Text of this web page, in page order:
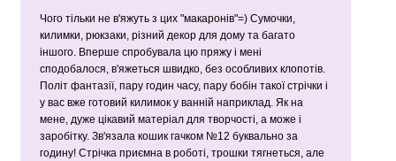
Чого тільки не в'яжуть з цих "макаронів"=) Сумочки,
килимки, рюкзаки, різний декор для дому та багато
іншого. Вперше спробувала цю пряжу і мені
сподобалося, в'яжеться швидко, без особливих клопотів.
Політ фантазії, пару годин часу, пару бобін такої стрічки і
у вас вже готовий килимок у ванній наприклад. Як на
мене, дуже цікавий матеріал для творчості, а може і
заробітку. Зв'язала кошик гачком №12 буквально за
годину! Стрічка приємна в роботі, трошки тягнеться, але